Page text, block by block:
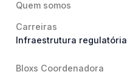
Quem somos
Carreiras
Infraestrutura regulatória
Bloxs Coordenadora